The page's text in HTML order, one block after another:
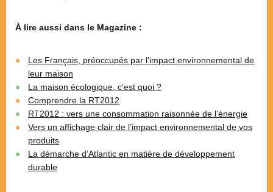
À lire aussi dans le Magazine :
Les Français, préoccupés par l’impact environnemental de
leur maison
La maison écologique, c’est quoi ?
Comprendre la RT2012
RT2012 : vers une consommation raisonnée de l’énergie
Vers un affichage clair de l’impact environnemental de vos
produits
La démarche d’Atlantic en matière de développement
durable